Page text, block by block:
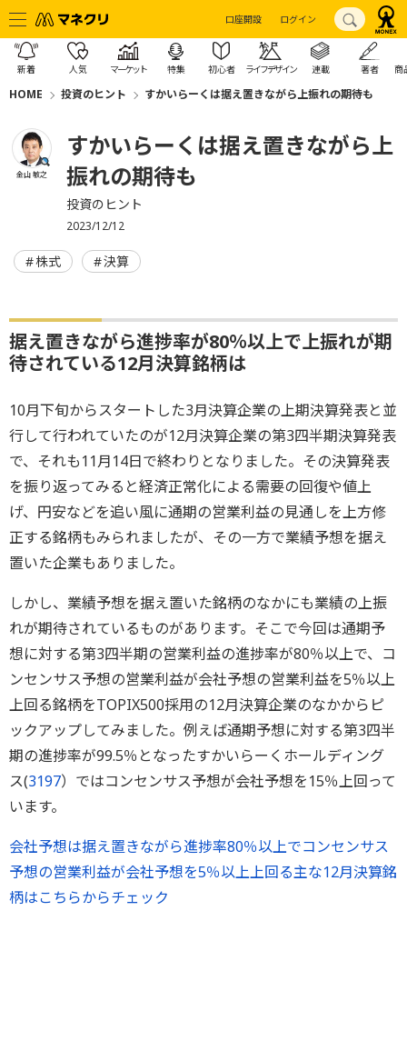
口座開設 ログイン
新着 人気 マーケット 特集 初心者 ライフデザイン 連載 著者 商
HOME 投資のヒント すかいらーくは据え置きながら上振れの期待も
金山 敏之
すかいらーくは据え置きながら上
振れの期待も
投資のヒント
2023/12/12
株式 決算
据え置きながら進捗率が80％以上で上振れが期
待されている12月決算銘柄は
10月下旬からスタートした3月決算企業の上期決算発表と並
行して行われていたのが12月決算企業の第3四半期決算発表
で、それも11月14日で終わりとなりました。その決算発表
を振り返ってみると経済正常化による需要の回復や値上
げ、円安などを追い風に通期の営業利益の見通しを上方修
正する銘柄もみられましたが、その一方で業績予想を据え
置いた企業もありました。
しかし、業績予想を据え置いた銘柄のなかにも業績の上振
れが期待されているものがあります。そこで今回は通期予
想に対する第3四半期の営業利益の進捗率が80％以上で、コ
ンセンサス予想の営業利益が会社予想の営業利益を5％以上
上回る銘柄をTOPIX500採用の12月決算企業のなかからピ
ックアップしてみました。例えば通期予想に対する第3四半
期の進捗率が99.5％となったすかいらーくホールディング
ス(3197）ではコンセンサス予想が会社予想を15％上回って
います。
会社予想は据え置きながら進捗率80％以上でコンセンサス
予想の営業利益が会社予想を5％以上上回る主な12月決算銘
柄はこちらからチェック